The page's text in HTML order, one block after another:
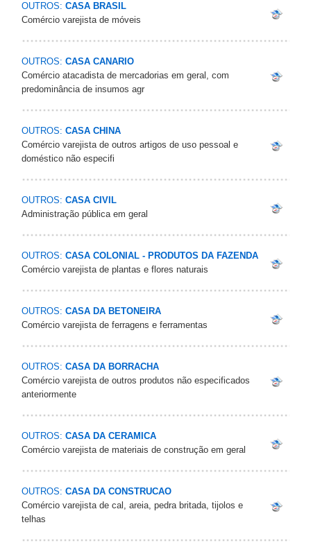
OUTROS: CASA BRASIL
Comércio varejista de móveis
OUTROS: CASA CANARIO
Comércio atacadista de mercadorias em geral, com
predominância de insumos agr
OUTROS: CASA CHINA
Comércio varejista de outros artigos de uso pessoal e
doméstico não especifi
OUTROS: CASA CIVIL
Administração pública em geral
OUTROS: CASA COLONIAL - PRODUTOS DA FAZENDA
Comércio varejista de plantas e flores naturais
OUTROS: CASA DA BETONEIRA
Comércio varejista de ferragens e ferramentas
OUTROS: CASA DA BORRACHA
Comércio varejista de outros produtos não especificados
anteriormente
OUTROS: CASA DA CERAMICA
Comércio varejista de materiais de construção em geral
OUTROS: CASA DA CONSTRUCAO
Comércio varejista de cal, areia, pedra britada, tijolos e
telhas